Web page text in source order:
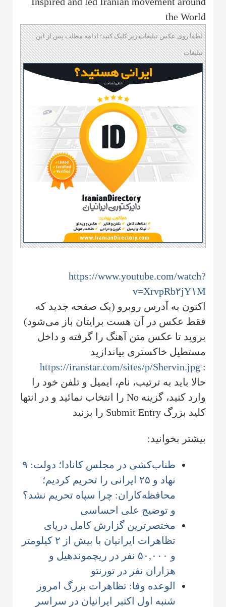
the World
لطفا روی عکس تبلیغات زیر کلیک کنید؛ ادامه مطلب پس از این
تبلیغات
https://www.youtube.com/watch?
v=XrvpRb۲jY۱M
اکنون به آدرس روبرو (یک صفحه جدید که
فقط عکس در آن هست برایتان باز می‌شود)
بروید تا عکس متن آهنگ را گرفته و داخل
مستطیل خاکستری بیاندازید
:
https://iranstar.com/sites/p/Shervin.jpg
حالا باید به ترتیب، نام، ایمیل و تلفن خود را
وارد کنید، گزینه No را انتخاب نمائید و در انتها
کلید بزرگ Submit Entry را بزنید
بیشتر بخوانید:
طناب‌کشی در مجلس کانادا؛ دولت: ۹
نهاد و ۲۵ ایرانی را تحریم کردیم؛
محافظه‌کاران: چرا سپاه تحریم نشد؟
و توضیح علی احساسی
مختصرترین گزارش کامل دریای
تظاهرات ایرانیان با بیش از ۲ کیلومتر
و ۵۰,۰۰۰ نفر در ریچموندهیل و
هزاران نفر در تورنتو
الوعده وفا: تظاهرات بزرگ امروز
شنبه اول اکتبر ایرانیان در سراسر